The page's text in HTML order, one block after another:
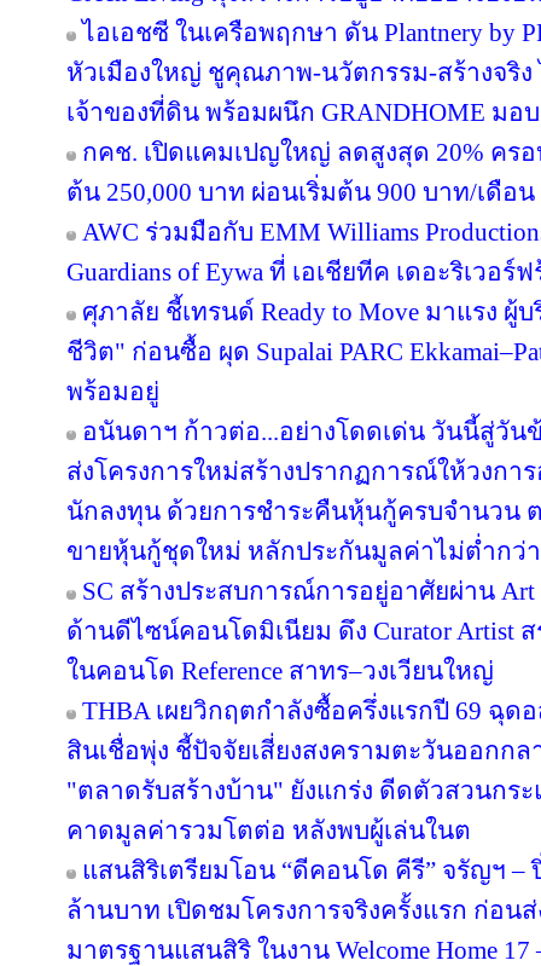
ไอเอชซี ในเครือพฤกษา ดัน Plantnery by
หัวเมืองใหญ่ ชูคุณภาพ-นวัตกรรม-สร้างจริง
เจ้าของที่ดิน พร้อมผนึก GRANDHOME ม
กคช. เปิดแคมเปญใหญ่ ลดสูงสุด 20% ครอ
ต้น 250,000 บาท ผ่อนเริ่มต้น 900 บาท/เดือน
AWC ร่วมมือกับ EMM Williams
Guardians of Eywa ที่ เอเชียทีค เดอะริเวอ
ศุภาลัย ชี้เทรนด์ Ready to Move มาแรง
ชีวิต" ก่อนซื้อ ผุด Supalai PARC
พร้อมอยู่
อนันดาฯ ก้าวต่อ...อย่างโดดเด่น วันนี้สู่วัน
ส่งโครงการใหม่สร้างปรากฏการณ์ให้วงกา
นักลงทุน ด้วยการชำระคืนหุ้นกู้ครบจำนวน
ขายหุ้นกู้ชุดใหม่ หลักประกันมูลค่าไม่ต่ำกว่า
SC สร้างประสบการณ์การอยู่อาศัยผ่าน Art
ด้านดีไซน์คอนโดมิเนียม ดึง Curator Artist
ในคอนโด Reference สาทร–วงเวียนใหญ่
THBA เผยวิกฤตกำลังซื้อครึ่งแรกปี 69 ฉุด
สินเชื่อพุ่ง ชี้ปัจจัยเสี่ยงสงครามตะวันออกก
"ตลาดรับสร้างบ้าน" ยังแกร่ง ดีดตัวสวนกร
คาดมูลค่ารวมโตต่อ หลังพบผู้เล่นในต
แสนสิริเตรียมโอน “ดีคอนโด คีรี” จรัญฯ –
ล้านบาท เปิดชมโครงการจริงครั้งแรก ก่อ
มาตรฐานแสนสิริ ในงาน Welcome Home 17